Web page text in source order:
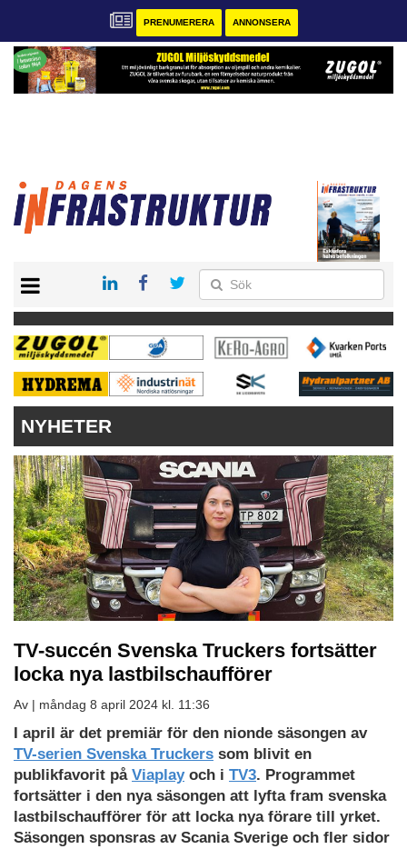
PRENUMERERA ANNONSERA
KONTAKT
VÅRA ANDRA MAGASIN
PRENUMERERA
ANNONSERA
NYHETER
TV-succén Svenska Truckers fortsätter
locka nya lastbilschaufförer
Av | måndag 8 april 2024 kl. 11:36
I april är det premiär för den nionde säsongen av
TV-serien Svenska Truckers som blivit en
publikfavorit på Viaplayoch i TV3. Programmet
fortsätter i den nya säsongen att lyfta fram svenska
lastbilschaufförer för att locka nya förare till yrket.
Säsongen sponsras av Scania Sverige och fler sidor